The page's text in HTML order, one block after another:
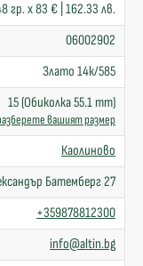
гр. x 83 € | 162.33 лв.
06002902
Злато 14к/585
15 (Обиколка 55.1 mm)
вашият размер
Каолиново
Батемберг 27
+359878812300
info@altin.bg